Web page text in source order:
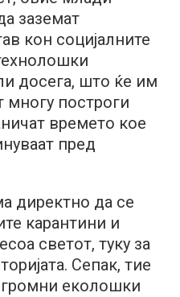
заземат
кон социјалните
досега, што ќе им
построги
времето кое
пред
директно да се
карантини и
светот, туку за
Сепак, тие
еколошки